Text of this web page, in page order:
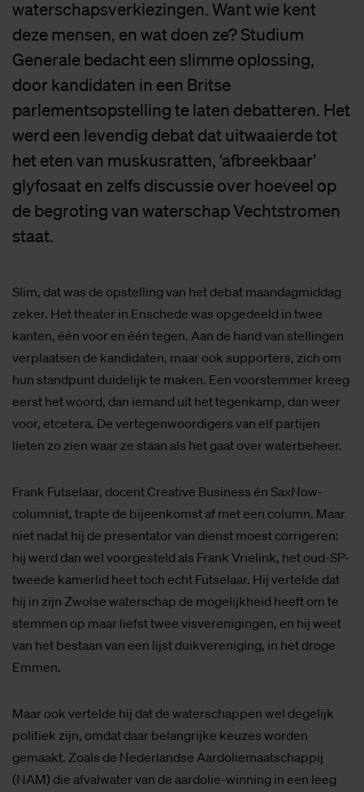
waterschapsverkiezingen. Want wie kent
deze mensen, en wat doen ze? Studium
Generale bedacht een slimme oplossing,
door kandidaten in een Britse
parlementsopstelling te laten debatteren. Het
werd een levendig debat dat uitwaaierde tot
het eten van muskusratten, ‘afbreekbaar’
glyfosaat en zelfs discussie over hoeveel op
de begroting van waterschap Vechtstromen
staat.
Slim, dat was de opstelling van het debat maandagmiddag
zeker. Het theater in Enschede was opgedeeld in twee
kanten, één voor en één tegen. Aan de hand van stellingen
verplaatsen de kandidaten, maar ook supporters, zich om
hun standpunt duidelijk te maken. Een voorstemmer kreeg
eerst het woord, dan iemand uit het tegenkamp, dan weer
voor, etcetera. De vertegenwoordigers van elf partijen
lieten zo zien waar ze staan als het gaat over waterbeheer.
Frank Futselaar, docent Creative Business én SaxNow-
columnist, trapte de bijeenkomst af met een column. Maar
niet nadat hij de presentator van dienst moest corrigeren:
hij werd dan wel voorgesteld als Frank Vrielink, het oud-SP-
tweede kamerlid heet toch echt Futselaar. Hij vertelde dat
hij in zijn Zwolse waterschap de mogelijkheid heeft om te
stemmen op maar liefst twee visverenigingen, en hij weet
van het bestaan van een lijst duikvereniging, in het droge
Emmen.
Maar ook vertelde hij dat de waterschappen wel degelijk
politiek zijn, omdat daar belangrijke keuzes worden
gemaakt. Zoals de Nederlandse Aardoliemaatschappij
(NAM) die afvalwater van de aardolie-winning in een leeg